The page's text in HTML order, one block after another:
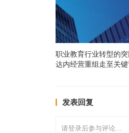
职业教育行业转型的
达内经营重组走至关
发表回复
请登录后参与评论...